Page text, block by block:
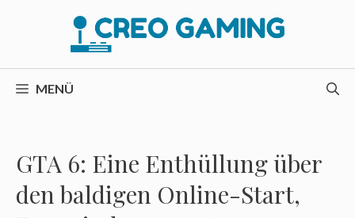
MENÜ
GTA 6: Eine Enthüllung über
den baldigen Online-Start,